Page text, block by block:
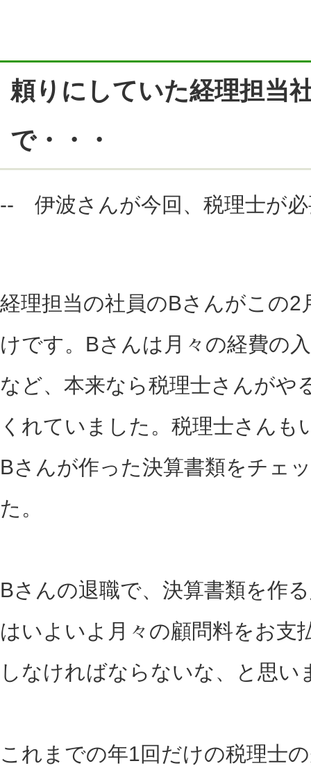
頼りにしていた経理担当
で・・・
-- 伊波さんが今回、税理士が
経理担当の社員のBさんがこの
けです。Bさんは月々の経費の
など、本来なら税理士さんがや
くれていました。税理士さん
Bさんが作った決算書類をチェ
た。
Bさんの退職で、決算書類を作
はいよいよ月々の顧問料をお支
しなければならないな、と思い
これまでの年1回だけの税理士